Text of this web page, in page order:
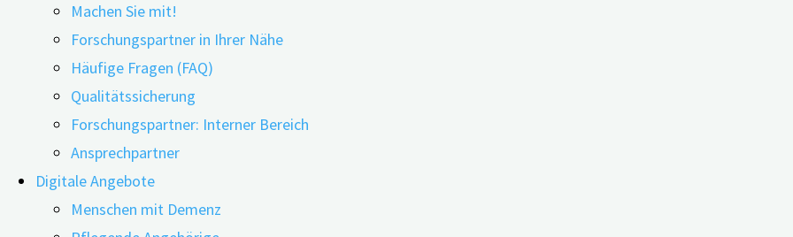
Machen Sie mit!
Forschungspartner in Ihrer Nähe
Häufige Fragen (FAQ)
Qualitätssicherung
Forschungspartner: Interner Bereich
Ansprechpartner
Digitale Angebote
Menschen mit Demenz
25.05.202307.06.2023
Noch bevor eine Demenz auftritt, kann frühzeitig nach Spuren biologischer Veränderungen im Gehirn gesucht
sogenannte Beta-Amyloid-Proteine bekannt sind. Diese können mit Hilfe von Hirnwasseruntersuchungen oder durch
Lassen sich aus diesen Befunden gesicherte Schlussfolgerungen auf die Entstehung einer späteren Demenz ziehen?
wirken?